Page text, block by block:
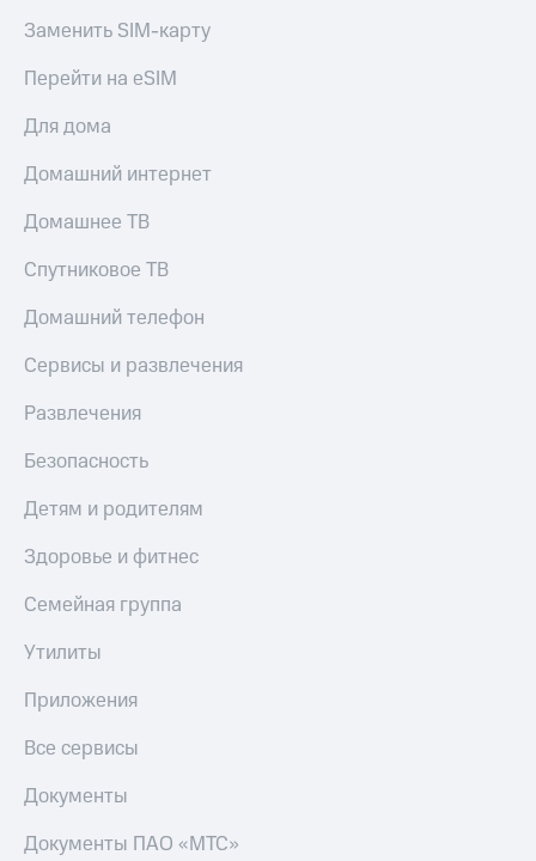
Заменить SIM-карту
Перейти на eSIM
Для дома
Домашний интернет
Домашнее ТВ
Спутниковое ТВ
Домашний телефон
Сервисы и развлечения
Развлечения
Безопасность
Детям и родителям
Здоровье и фитнес
Семейная группа
Утилиты
Приложения
Все сервисы
Документы
Документы ПАО «МТС»